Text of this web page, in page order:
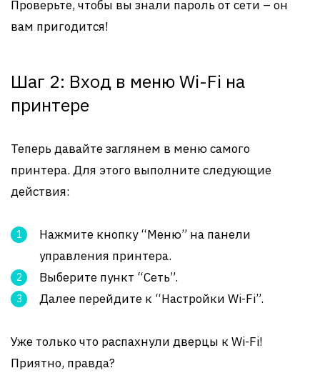
Проверьте, чтобы вы знали пароль от сети – он
вам пригодится!
Шаг 2: Вход в меню Wi-Fi на
принтере
Теперь давайте заглянем в меню самого
принтера. Для этого выполните следующие
действия:
Нажмите кнопку “Меню” на панели
управления принтера.
Выберите пункт “Сеть”.
Далее перейдите к “Настройки Wi-Fi”.
Уже только что распахнули дверцы к Wi-Fi!
Приятно, правда?